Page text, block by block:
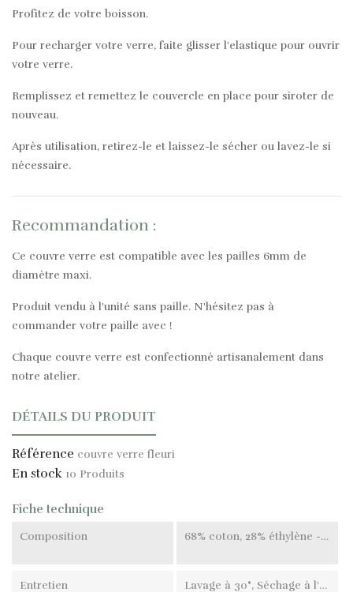
Profitez de votre boisson.
Pour recharger votre verre, faite glisser l'elastique pour ouvrir
votre verre.
Remplissez et remettez le couvercle en place pour siroter de
nouveau.
Après utilisation, retirez-le et laissez-le sécher ou lavez-le si
nécessaire.
Recommandation :
Ce couvre verre est compatible avec les pailles 6mm de
diamètre maxi.
Produit vendu à l'unité sans paille. N'hésitez pas à
commander votre paille avec !
Chaque couvre verre est confectionné artisanalement dans
notre atelier.
DÉTAILS DU PRODUIT
Référence couvre verre fleuri
En stock 10 Produits
Fiche technique
Composition 68% coton, 28% éthylène - acétate de vinyle, 4% autres fibres
Entretien Lavage à 30°, Séchage à l'air libre, Ne pas repasser